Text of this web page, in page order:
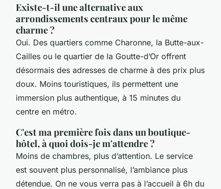
Existe-t-il une alternative aux
arrondissements centraux pour le même
charme ?
Oui. Des quartiers comme Charonne, la Butte-aux-
Cailles ou le quartier de la Goutte-d’Or offrent
désormais des adresses de charme à des prix plus
doux. Moins touristiques, ils permettent une
immersion plus authentique, à 15 minutes du
centre en métro.
C'est ma première fois dans un boutique-
hôtel, à quoi dois-je m'attendre ?
Moins de chambres, plus d’attention. Le service
est souvent plus personnalisé, l’ambiance plus
détendue. On ne vous verra pas à l’accueil à 6h du